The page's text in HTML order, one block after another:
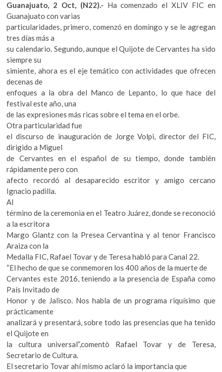
Guanajuato, 2 Oct, (N22).- Ha comenzado el XLIV FIC en
Guanajuato con varias
particularidades, primero, comenzó en domingo y se le agregan
tres días más a
su calendario. Segundo, aunque el Quijote de Cervantes ha sido
siempre su
simiente, ahora es el eje temático con actividades que ofrecen
decenas de
enfoques a la obra del Manco de Lepanto, lo que hace del
festival este año, una
de las expresiones más ricas sobre el tema en el orbe.
Otra particularidad fue
el discurso de inauguración de Jorge Volpi, director del FIC,
dirigido a Miguel
de Cervantes en el español de su tiempo, donde también
rápidamente pero con
afecto recordó al desaparecido escritor y amigo cercano
Ignacio padilla.
Al
término de la ceremonia en el Teatro Juárez, donde se reconoció
a la escritora
Margo Glantz con la Presea Cervantina y al tenor Francisco
Araiza con la
Medalla FIC, Rafael Tovar y de Teresa habló para Canal 22.
“El hecho de que se conmemoren los 400 años de la muerte de
Cervantes este 2016, teniendo a la presencia de España como
País Invitado de
Honor y de Jalisco. Nos habla de un programa riquísimo que
prácticamente
analizará y presentará, sobre todo las presencias que ha tenido
el Quijote en
la cultura universal”,comentò Rafael Tovar y de Teresa,
Secretario de Cultura.
El secretario Tovar ahí mismo aclaró la importancia que